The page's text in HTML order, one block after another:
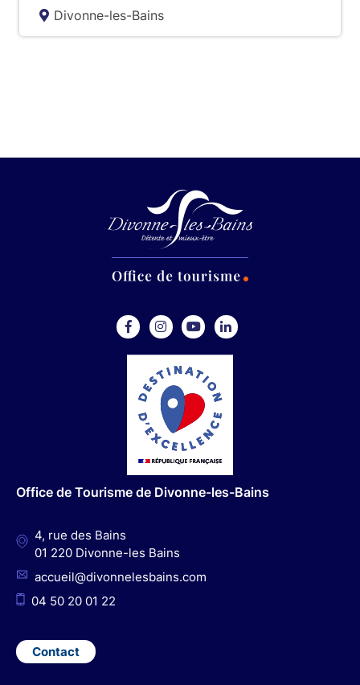
Divonne-les-Bains
F
a
o
k
I
n
s
t
a
g
r
a
Y
o
u
u
b
e
L
i
I
n
Office de Tourisme de Divonne-les-Bains
4, rue des Bains
01 220 Divonne-les Bains
accueil@divonnelesbains.com
04 50 20 01 22
Contact